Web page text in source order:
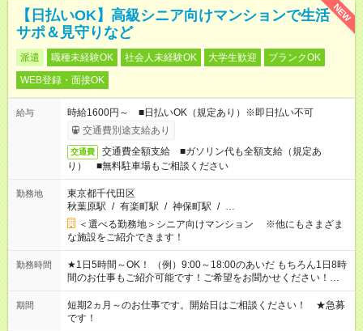
NEW
【日払いOK】高級シニア向けマンションで生活
サポ＆見守りなど
派遣 職種未経験OK 社会人未経験OK 大学生歓迎
ブランクOK
WEB登録・面接OK
給与
時給1600円～ ■日払いOK（規定あり）※即日払い不可
交通費別途支給あり
交通費
交通費全額支給 ■ガソリン代も全額支給（規定あ
り） ■無料駐車場もご相談ください
勤務地
東京都千代田区
秋葉原駅 / 有楽町駅 / 神保町駅 / …
＜選べる勤務地＞シニア向けマンション ※他にもさまざま
な施設をご紹介できます！
勤務時間
★1日5時間～OK！ （例）9:00～18:00のあいだ もちろん1日8時
間のお仕事もご紹介可能です！ご希望をお聞かせください！★家
庭の都合でお休みが必要な場合も遠慮なくご相談ください。 ※
週最低15時間以上の勤務が必要です
期間
短期2ヵ月～のお仕事です。開始日はご相談ください！ ★急募
です！